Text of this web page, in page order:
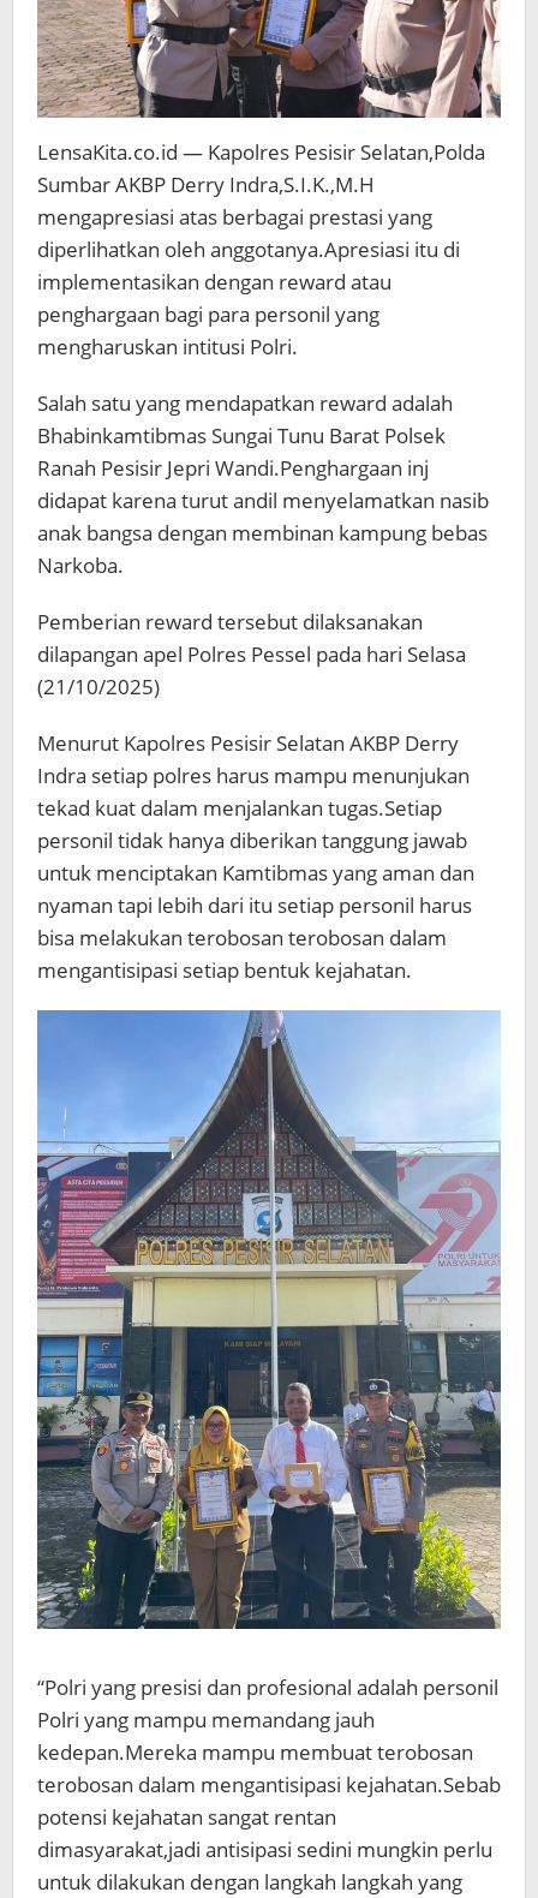
LensaKita.co.id — Kapolres Pesisir Selatan,Polda
Sumbar AKBP Derry Indra,S.I.K.,M.H
mengapresiasi atas berbagai prestasi yang
diperlihatkan oleh anggotanya.Apresiasi itu di
implementasikan dengan reward atau
penghargaan bagi para personil yang
mengharuskan intitusi Polri.
Salah satu yang mendapatkan reward adalah
Bhabinkamtibmas Sungai Tunu Barat Polsek
Ranah Pesisir Jepri Wandi.Penghargaan inj
didapat karena turut andil menyelamatkan nasib
anak bangsa dengan membinan kampung bebas
Narkoba.
Pemberian reward tersebut dilaksanakan
dilapangan apel Polres Pessel pada hari Selasa
(21/10/2025)
Menurut Kapolres Pesisir Selatan AKBP Derry
Indra setiap polres harus mampu menunjukan
tekad kuat dalam menjalankan tugas.Setiap
personil tidak hanya diberikan tanggung jawab
untuk menciptakan Kamtibmas yang aman dan
nyaman tapi lebih dari itu setiap personil harus
bisa melakukan terobosan terobosan dalam
mengantisipasi setiap bentuk kejahatan.
“Polri yang presisi dan profesional adalah personil
Polri yang mampu memandang jauh
kedepan.Mereka mampu membuat terobosan
terobosan dalam mengantisipasi kejahatan.Sebab
potensi kejahatan sangat rentan
dimasyarakat,jadi antisipasi sedini mungkin perlu
untuk dilakukan dengan langkah langkah yang